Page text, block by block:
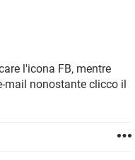
l'icona FB, mentre
mail nonostante clicco il